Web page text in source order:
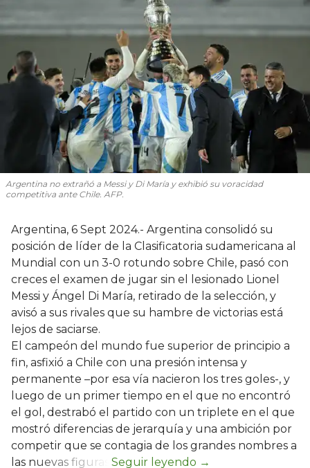
Argentina no extrañó a Messi y Di María y exhibió su voracidad
competitiva ante Chile. AFP.
Argentina, 6 Sept 2024.- Argentina consolidó su
posición de líder de la Clasificatoria sudamericana al
Mundial con un 3-0 rotundo sobre Chile, pasó con
creces el examen de jugar sin el lesionado Lionel
Messi y Ángel Di María, retirado de la selección, y
avisó a sus rivales que su hambre de victorias está
lejos de saciarse.
El campeón del mundo fue superior de principio a
fin, asfixió a Chile con una presión intensa y
permanente –por esa vía nacieron los tres goles-, y
luego de un primer tiempo en el que no encontró
el gol, destrabó el partido con un triplete en el que
mostró diferencias de jerarquía y una ambición por
competir que se contagia de los grandes nombres a
las nuevas figuras.